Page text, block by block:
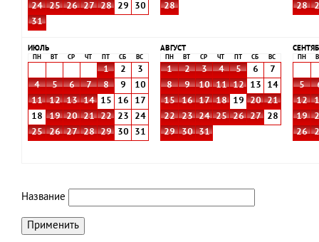
24
25 26 27 28 29
30
31
28
28
ИЮЛЬ
ПН ВТ СР ЧТ СБ ВС
1 2
3
4
5 6 7 8 9
10
11
12 13 14 15 16
17
18
19 20 21 22 23
24
25
26 27 28 29 30 31
АВГУСТ
ПН ВТ СР ЧТ СБ ВС
1 2 3 4 5 6
7
8
9 10 11 12 13
14
15
16 17 18 19 20
21
22
23 24 25 26 27
28
29
30 31
ПН
5
12
19
26
Название